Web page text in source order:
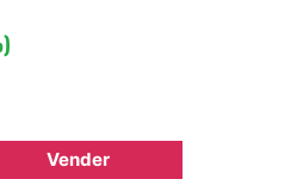
Vender